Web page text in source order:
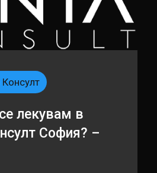
лекувам в
София? –